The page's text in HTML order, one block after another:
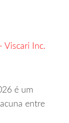
Viscari Inc.
é um
entre